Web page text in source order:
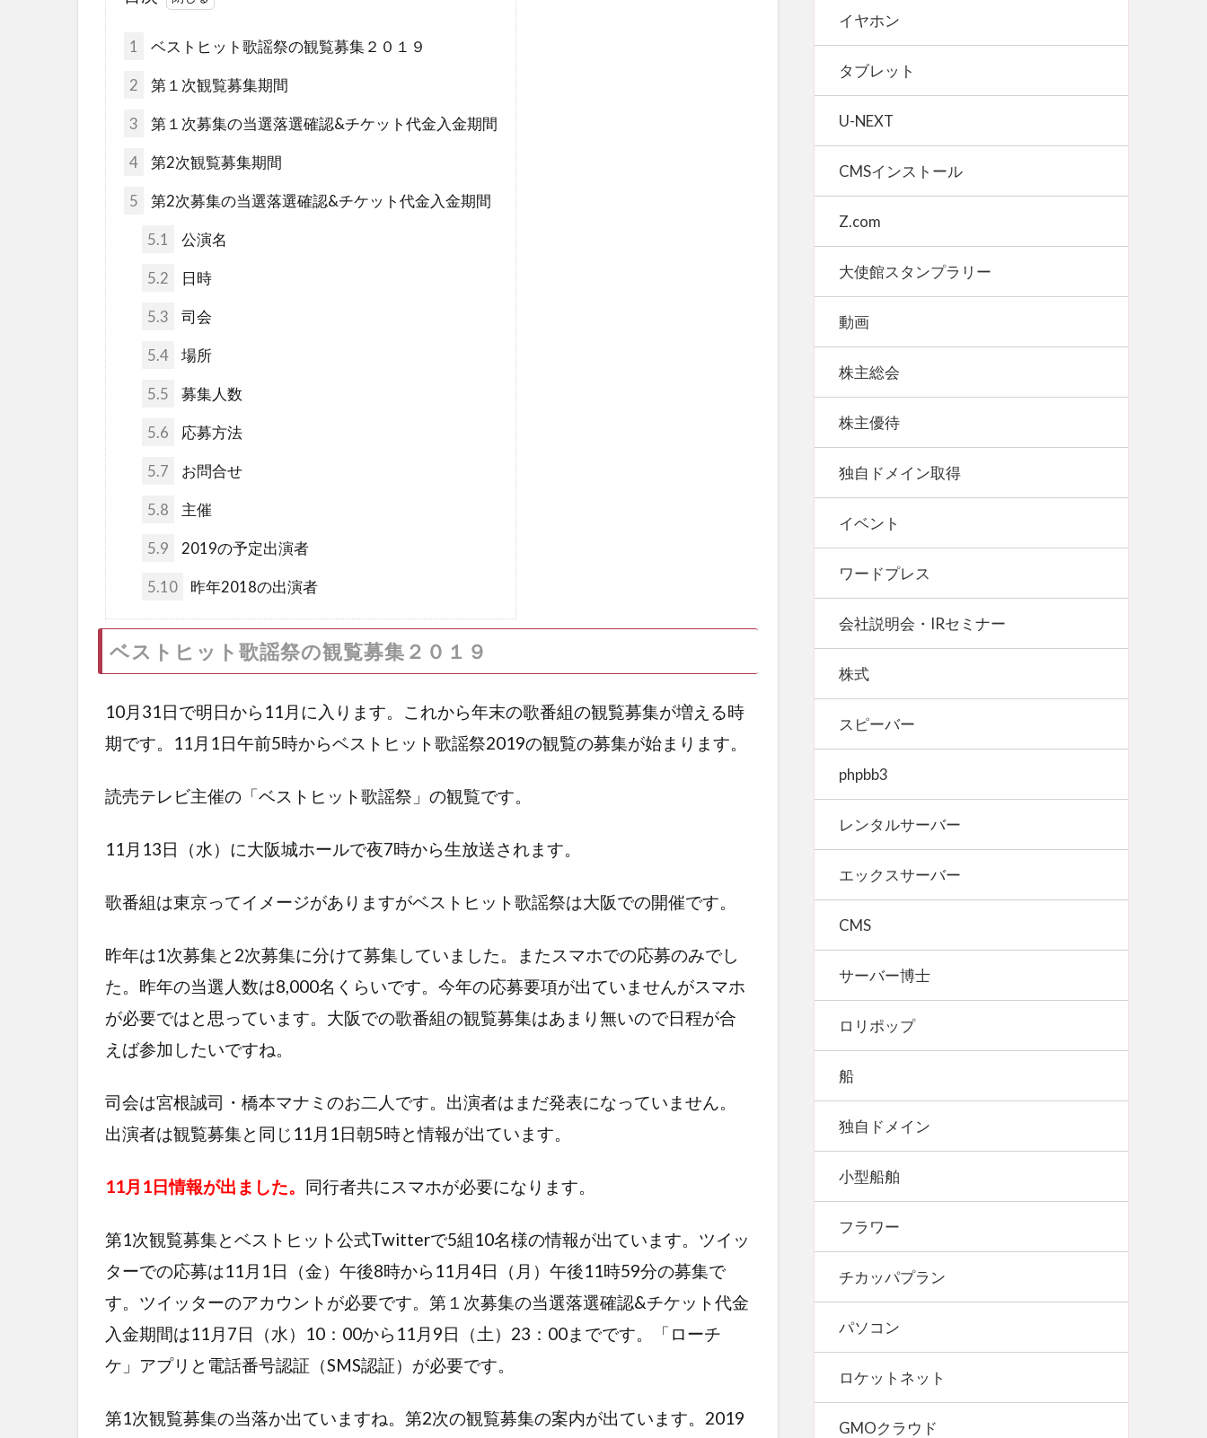
1 ベストヒット歌謡祭の観覧募集２０１９
2 第１次観覧募集期間
3 第１次募集の当選落選確認&チケット代金入金期間
4 第2次観覧募集期間
5 第2次募集の当選落選確認&チケット代金入金期間
5.1 公演名
5.2 日時
5.3 司会
5.4 場所
5.5 募集人数
5.6 応募方法
5.7 お問合せ
5.8 主催
5.9 2019の予定出演者
5.10 昨年2018の出演者
ベストヒット歌謡祭の観覧募集２０１９
10月31日で明日から11月に入ります。これから年末の歌番組の観覧募集が増える時
期です。11月1日午前5時からベストヒット歌謡祭2019の観覧の募集が始まります。
読売テレビ主催の「ベストヒット歌謡祭」の観覧です。
11月13日（水）に大阪城ホールで夜7時から生放送されます。
歌番組は東京ってイメージがありますがベストヒット歌謡祭は大阪での開催です。
昨年は1次募集と2次募集に分けて募集していました。またスマホでの応募のみでし
た。昨年の当選人数は8,000名くらいです。今年の応募要項が出ていませんがスマホ
が必要ではと思っています。大阪での歌番組の観覧募集はあまり無いので日程が合
えば参加したいですね。
司会は宮根誠司・橋本マナミのお二人です。出演者はまだ発表になっていません。
出演者は観覧募集と同じ11月1日朝5時と情報が出ています。
11月1日情報が出ました。 同行者共にスマホが必要になります。
第1次観覧募集とベストヒット公式Twitterで5組10名様の情報が出ています。ツイッ
ターでの応募は11月1日（金）午後8時から11月4日（月）午後11時59分の募集で
す。ツイッターのアカウントが必要です。第１次募集の当選落選確認&チケット代金
入金期間は11月7日（水）10：00から11月9日（土）23：00までです。「ローチ
ケ」アプリと電話番号認証（SMS認証）が必要です。
第1次観覧募集の当落か出ていますね。第2次の観覧募集の案内が出ています。2019
イヤホン
タブレット
U-NEXT
CMSインストール
Z.com
大使館スタンプラリー
動画
株主総会
株主優待
独自ドメイン取得
イベント
ワードプレス
会社説明会・IRセミナー
株式
スピーバー
phpbb3
レンタルサーバー
エックスサーバー
CMS
サーバー博士
ロリポップ
船
独自ドメイン
小型船舶
フラワー
チカッパプラン
パソコン
ロケットネット
GMOクラウド